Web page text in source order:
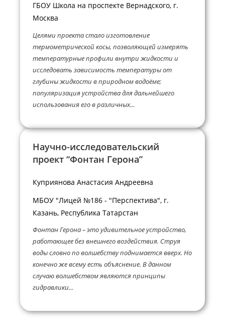
ГБОУ Школа на проспекте Вернадского, г.
Москва
Целями проекта стало изготовление
термометрической косы, позволяющей измерять
температурные профили внутри жидкости и
исследовать зависимость температуры от
глубины жидкости в природном водоёме;
популяризация устройства для дальнейшего
использования его в различных...
Научно-исследовательский
проект “Фонтан Герона”
Куприянова Анастасия Андреевна
МБОУ "Лицей №186 - "Перспектива", г.
Казань, Республика Татарстан
Фонтан Герона – это удивительное устройство,
работающее без внешнего воздействия. Струя
воды словно по волшебству поднимается вверх. Но
конечно же всему есть объяснение. В данном
случаю волшебством являются принципы
гидравлики...